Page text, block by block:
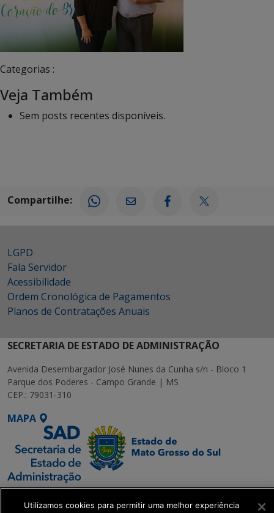
Categorias :
Veja Também
Sem posts recentes disponíveis.
Compartilhe:
LGPD
Fala Servidor
Acessibilidade
Ordem Cronológica de Pagamentos
Planos de Contratações Anuais
SECRETARIA DE ESTADO DE ADMINISTRAÇÃO
Avenida Desembargador José Nunes da Cunha s/n - Bloco 1
Parque dos Poderes - Campo Grande | MS
CEP.: 79031-310
MAPA
Utilizamos cookies para permitir uma melhor experiência